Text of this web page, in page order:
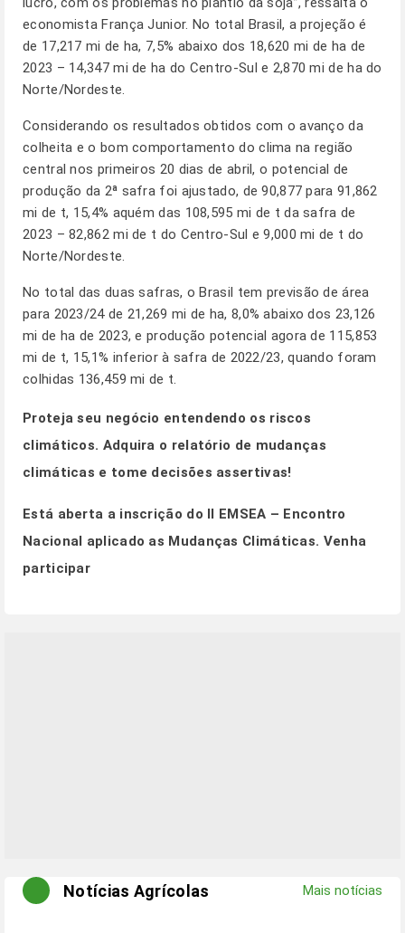
economista França Junior. No total Brasil, a projeção é
de 17,217 mi de ha, 7,5% abaixo dos 18,620 mi de ha de
2023 – 14,347 mi de ha do Centro-Sul e 2,870 mi de ha do
Norte/Nordeste.
Considerando os resultados obtidos com o avanço da
colheita e o bom comportamento do clima na região
central nos primeiros 20 dias de abril, o potencial de
produção da 2ª safra foi ajustado, de 90,877 para 91,862
mi de t, 15,4% aquém das 108,595 mi de t da safra de
2023 – 82,862 mi de t do Centro-Sul e 9,000 mi de t do
Norte/Nordeste.
No total das duas safras, o Brasil tem previsão de área
para 2023/24 de 21,269 mi de ha, 8,0% abaixo dos 23,126
mi de ha de 2023, e produção potencial agora de 115,853
mi de t, 15,1% inferior à safra de 2022/23, quando foram
colhidas 136,459 mi de t.
Proteja seu negócio entendendo os riscos
climáticos. Adquira o relatório de mudanças
climáticas e tome decisões assertivas!
Está aberta a inscrição do II EMSEA – Encontro
Nacional aplicado as Mudanças Climáticas. Venha
participar
Notícias Agrícolas Mais notícias